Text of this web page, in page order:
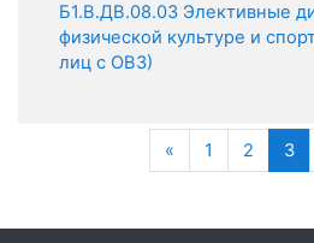
Б1.В.ДВ.08.03 Элективные
физической культуре и
лиц с ОВЗ)
«Назад
1 2 3